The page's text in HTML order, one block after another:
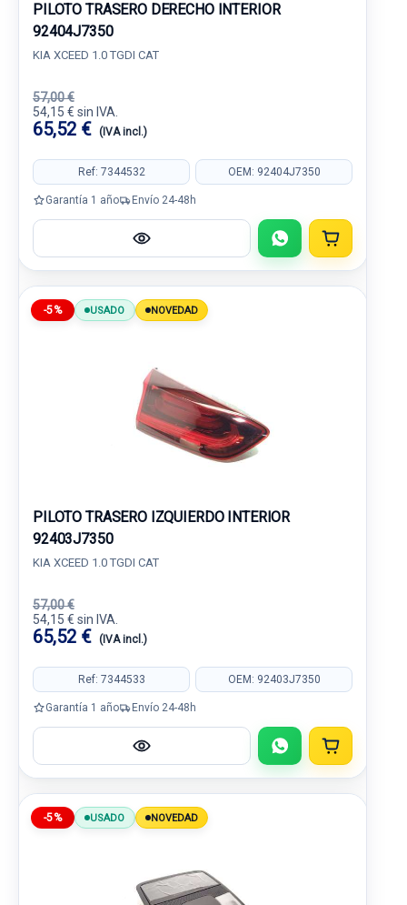
PILOTO TRASERO DERECHO INTERIOR
92404J7350
KIA XCEED 1.0 TGDI CAT
57,00 €
54,15 € sin IVA.
65,52 € (IVA incl.)
Ref: 7344532 OEM: 92404J7350
Garantía 1 año Envío 24-48h
-5% USADO NOVEDAD
PILOTO TRASERO IZQUIERDO INTERIOR
92403J7350
KIA XCEED 1.0 TGDI CAT
57,00 €
54,15 € sin IVA.
65,52 € (IVA incl.)
Ref: 7344533 OEM: 92403J7350
Garantía 1 año Envío 24-48h
-5% USADO NOVEDAD